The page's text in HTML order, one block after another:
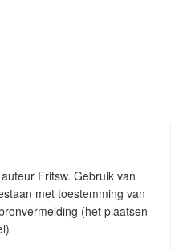
Fritsw. Gebruik van
met toestemming van
(het plaatsen